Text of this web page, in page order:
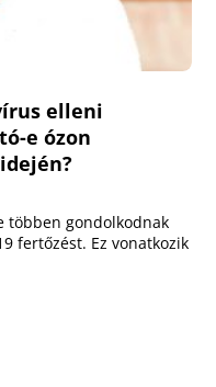
elleni
e ózon
többen gondolkodnak
fertőzést. Ez vonatkozik